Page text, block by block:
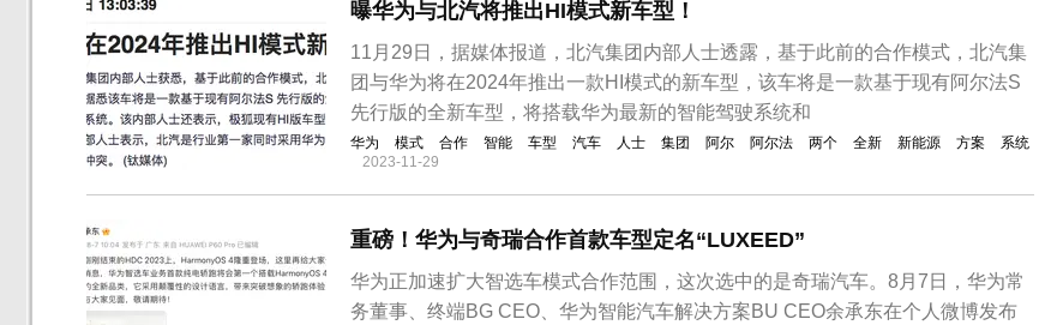
曝华为与北汽将推出HI模式新车型！
11月29日，据媒体报道，北汽集团内部人士透露，基于此前的合作模式，北汽集
团与华为将在2024年推出一款HI模式的新车型，该车将是一款基于现有阿尔法S
先行版的全新车型，将搭载华为最新的智能驾驶系统和
华为 模式 合作 智能 车型 汽车 人士 集团 阿尔 阿尔法 两个 全新 新能源 方案
系统
2023-11-29
重磅！华为与奇瑞合作首款车型定名“LUXEED”
华为正加速扩大智选车模式合作范围，这次选中的是奇瑞汽车。8月7日，华为常
务董事、终端BG CEO、华为智能汽车解决方案BU CEO余承东在个人微博发布